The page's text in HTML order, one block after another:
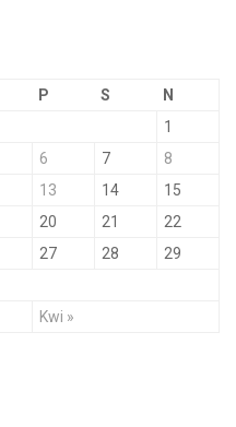
P S N
Kwi »
1
6 7
8
13 14
15
20 21
22
27 28
29